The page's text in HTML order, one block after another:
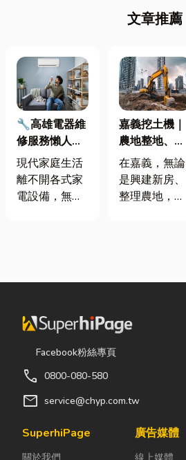
文章推薦
🔧高雄電器維
修服務懶人包
｜冷氣、冰
箱、洗衣機專
業維修
現代家庭生活
離不開各式家
電設備，無論
還是每天幫助
衣機，一旦發
生故障，都可
能嚴重影響日
因此，選擇專
業的高雄電器
僅能快速排除
嘉義挖土機｜
農地整地、基
地開挖、土方
清運
在嘉義，無論
是興建新房、
整理農地，還
的嘉義挖土
整地與回填工
效率。對許多
言，從農田整
Facebook粉絲專頁
call 0800-080-580
mail service@chyp.com.tw
SuperhiPage
關於我們
廣告媒體
線上媒體